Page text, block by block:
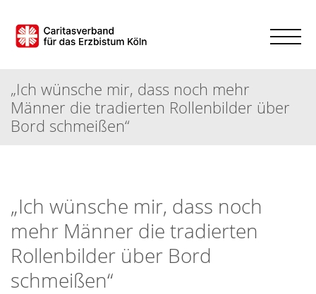
„Ich wünsche mir, dass noch mehr
Männer die tradierten Rollenbilder über
Bord schmeißen“
„Ich wünsche mir, dass noch
mehr Männer die tradierten
Rollenbilder über Bord
schmeißen“